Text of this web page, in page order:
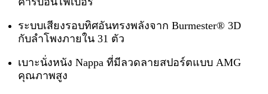
ระบบเสียงรอบทิศอันทรงพลังจาก Burmester® 3D
กับลำโพงภายใน 31 ตัว
เบาะนั่งหนัง Nappa ที่มีลวดลายสปอร์ตแบบ AMG
คุณภาพสูง